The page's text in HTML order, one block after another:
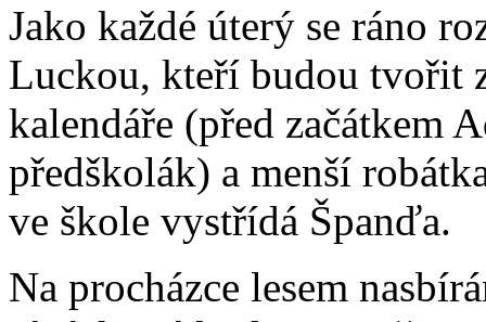
Jako každé úterý se ráno
Luckou, kteří budou tvořit
kalendáře (před začátkem
předškolák) a menší
ve škole vystřídá Španďa.
Na procházce lesem